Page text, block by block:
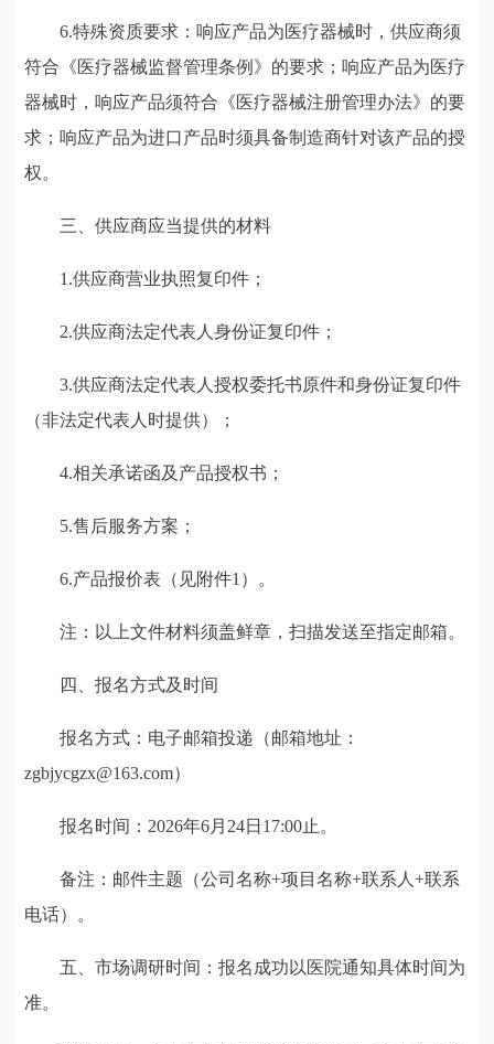
6.特殊资质要求：响应产品为医疗器械时，供应商须
符合《医疗器械监督管理条例》的要求；响应产品为医疗
器械时，响应产品须符合《医疗器械注册管理办法》的要
求；响应产品为进口产品时须具备制造商针对该产品的授
权。
三、供应商应当提供的材料
1.供应商营业执照复印件；
2.供应商法定代表人身份证复印件；
3.供应商法定代表人授权委托书原件和身份证复印件
（非法定代表人时提供）；
4.相关承诺函及产品授权书；
5.售后服务方案；
6.产品报价表（见附件1 ）。
注：以上文件材料须盖鲜章，扫描发送至指定邮箱。
四、报名方式及时间
报名方式：电子邮箱投递（邮箱地址：
zgbjycgzx@163.com）
报名时间： 2026年6月 24日 17:00止。
备注：邮件主题（公司名称+项目名称+联系人 +联系
电话）。
五、市场调研时间：报名成功以医院通知具体时间为
准。